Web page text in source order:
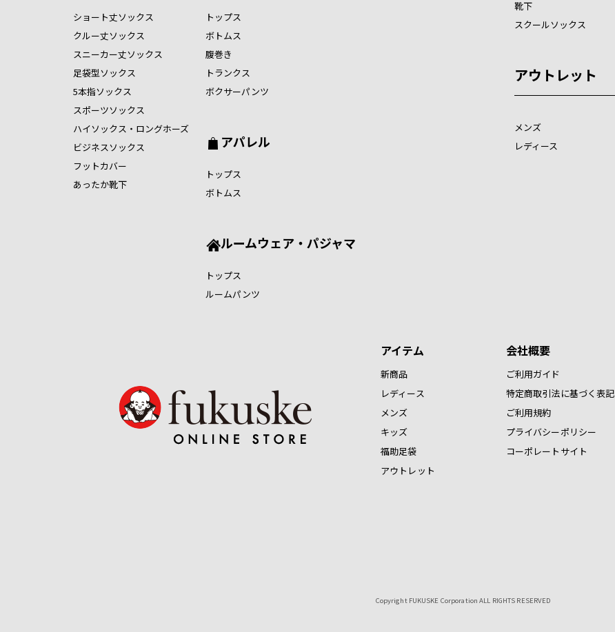
ショート丈ソックス
クルー丈ソックス
スニーカー丈ソックス
足袋型ソックス
5本指ソックス
スポーツソックス
ハイソックス・ロングホーズ
ビジネスソックス
フットカバー
あったか靴下
トップス
ボトムス
腹巻き
トランクス
ボクサーパンツ
アパレル
トップス
ボトムス
ルームウェア・パジャマ
トップス
ルームパンツ
靴下
スクールソックス
アウトレット
メンズ
レディース
アイテム
新商品
レディース
メンズ
キッズ
福助足袋
アウトレット
会社概要
ご利用ガイド
特定商取引法に基づく表記
ご利用規約
プライバシーポリシー
コーポレートサイト
Copyright FUKUSKE Corporation ALL RIGHTS RESERVED